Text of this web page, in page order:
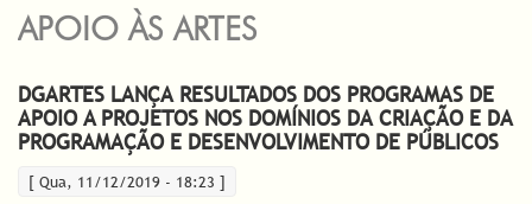
APOIO ÀS ARTES
DGARTES LANÇA RESULTADOS DOS PROGRAMAS DE
APOIO A PROJETOS NOS DOMÍNIOS DA CRIAÇÃO E DA
PROGRAMAÇÃO E DESENVOLVIMENTO DE PÚBLICOS
[ Qua, 11/12/2019 - 18:23 ]